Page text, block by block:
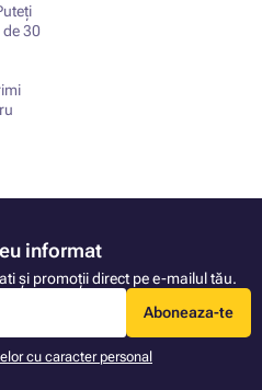
30
informat
și promoții direct pe e-mailul tău.
Aboneaza-te
cu caracter personal